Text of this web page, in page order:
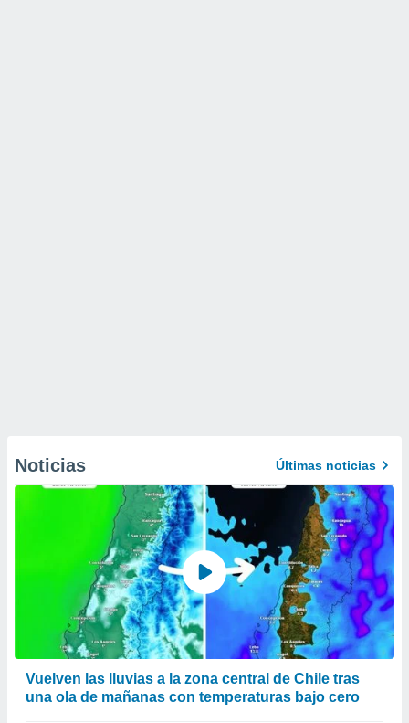
Noticias Últimas noticias
Vuelven las lluvias a la zona central de Chile tras
una ola de mañanas con temperaturas bajo cero